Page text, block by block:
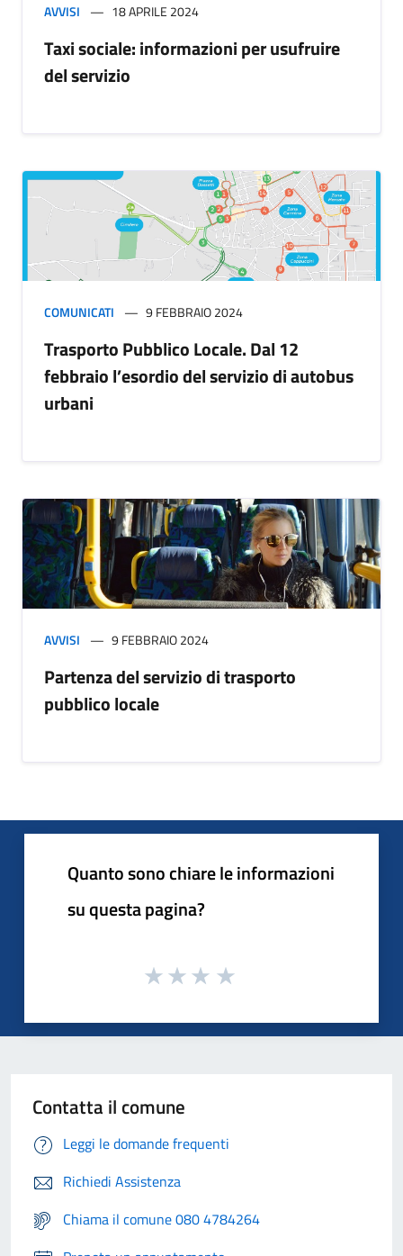
AVVISI 18 APRILE 2024
Taxi sociale: informazioni per usufruire
del servizio
COMUNICATI 9 FEBBRAIO 2024
Trasporto Pubblico Locale. Dal 12
febbraio l’esordio del servizio di autobus
urbani
AVVISI 9 FEBBRAIO 2024
Partenza del servizio di trasporto
pubblico locale
Quanto sono chiare le informazioni
su questa pagina?
Contatta il comune
Leggi le domande frequenti
Richiedi Assistenza
Chiama il comune 080 4784264